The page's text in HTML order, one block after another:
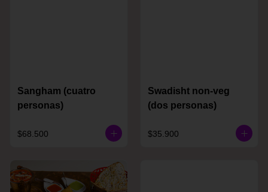
Sangham (cuatro
personas)
$68.500
Swadisht non-veg
(dos personas)
$35.900